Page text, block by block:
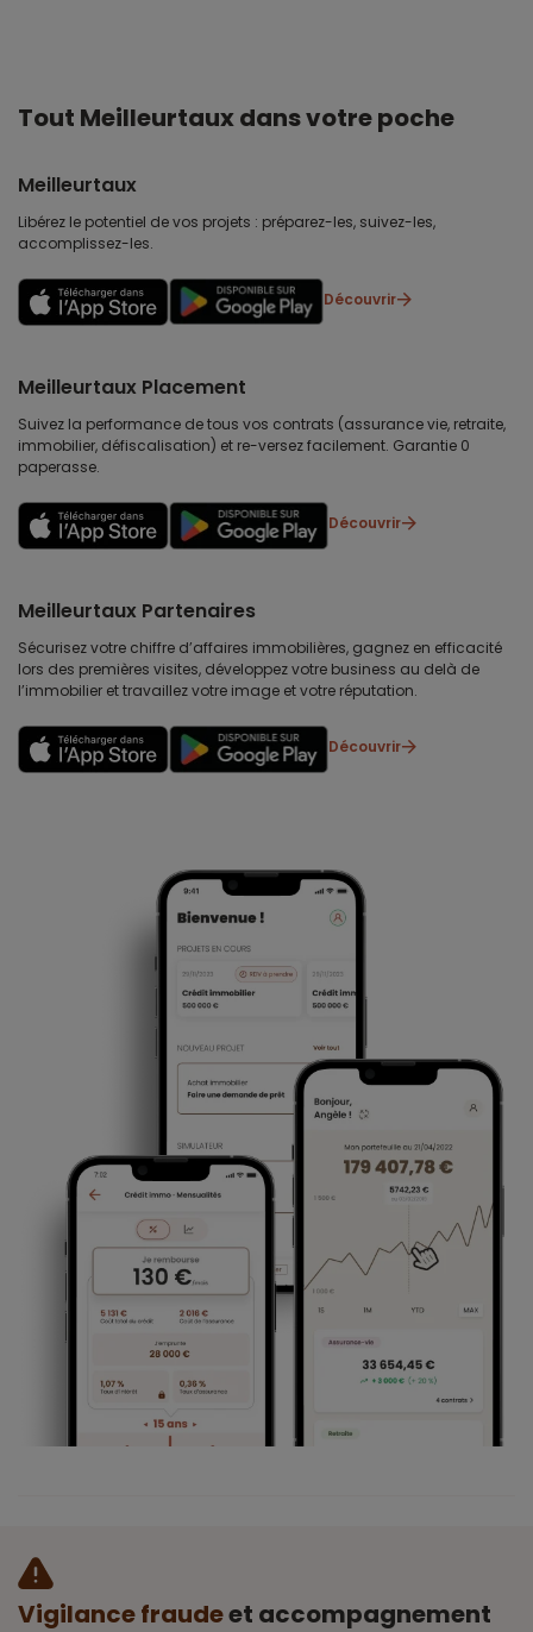
Tout Meilleurtaux dans votre poche
Meilleurtaux
Libérez le potentiel de vos projets : préparez-les, suivez-les,
accomplissez-les.
Découvrir
Meilleurtaux Placement
Suivez la performance de tous vos contrats (assurance vie, retraite,
immobilier, défiscalisation) et re-versez facilement. Garantie 0
paperasse.
Découvrir
Meilleurtaux Partenaires
Sécurisez votre chiffre d’affaires immobilières, gagnez en efficacité
lors des premières visites, développez votre business au delà de
l’immobilier et travaillez votre image et votre réputation.
Découvrir
Vigilance fraudeet accompagnement